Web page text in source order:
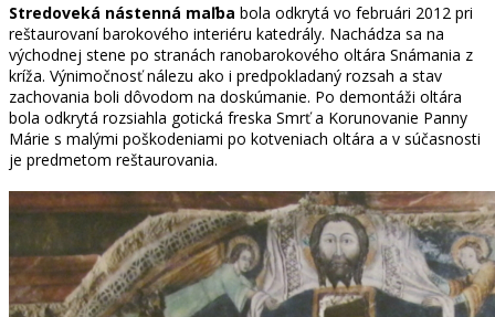
Stredoveká nástenná maľba bola odkrytá vo februári 2012 pri
reštaurovaní barokového interiéru katedrály. Nachádza sa na
východnej stene po stranách ranobarokového oltára Snámania z
kríža. Výnimočnosť nálezu ako i predpokladaný rozsah a stav
zachovania boli dôvodom na doskúmanie. Po demontáži oltára
bola odkrytá rozsiahla gotická freska Smrť a Korunovanie Panny
Márie s malými poškodeniami po kotveniach oltára a v súčasnosti
je predmetom reštaurovania.